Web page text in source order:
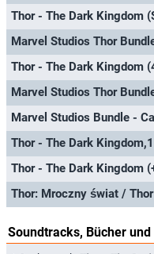
Thor - The Dark
Soundtracks, Bücher